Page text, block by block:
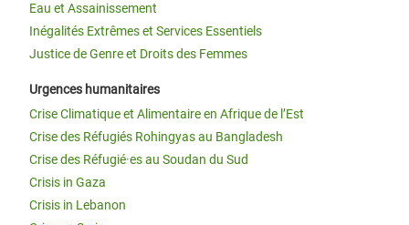
Eau et Assainissement
Inégalités Extrêmes et Services Essentiels
Justice de Genre et Droits des Femmes
Urgences humanitaires
Crise Climatique et Alimentaire en Afrique de l’Est
Crise des Réfugiés Rohingyas au Bangladesh
Crise des Réfugié·es au Soudan du Sud
Crisis in Gaza
Crisis in Lebanon